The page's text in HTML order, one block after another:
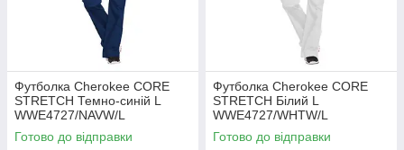
Футболка Cherokee CORE
STRETCH Темно-синій L
WWE4727/NAVW/L
Готово до відправки
Футболка Cherokee CORE
STRETCH Білий L
WWE4727/WHTW/L
Готово до відправки